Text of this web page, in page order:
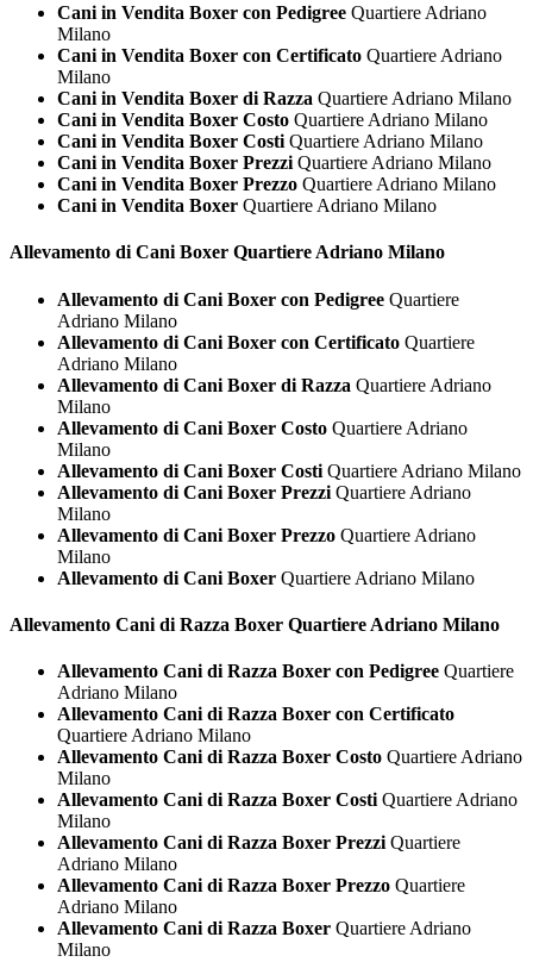
Cani in Vendita Boxer con Pedigree Quartiere Adriano
Milano
Cani in Vendita Boxer con Certificato Quartiere Adriano
Milano
Cani in Vendita Boxer di Razza Quartiere Adriano Milano
Cani in Vendita Boxer Costo Quartiere Adriano Milano
Cani in Vendita Boxer Costi Quartiere Adriano Milano
Cani in Vendita Boxer Prezzi Quartiere Adriano Milano
Cani in Vendita Boxer Prezzo Quartiere Adriano Milano
Cani in Vendita Boxer Quartiere Adriano Milano
Allevamento di Cani Boxer Quartiere Adriano Milano
Allevamento di Cani Boxer con Pedigree Quartiere
Adriano Milano
Allevamento di Cani Boxer con Certificato Quartiere
Adriano Milano
Allevamento di Cani Boxer di Razza Quartiere Adriano
Milano
Allevamento di Cani Boxer Costo Quartiere Adriano
Milano
Allevamento di Cani Boxer Costi Quartiere Adriano Milano
Allevamento di Cani Boxer Prezzi Quartiere Adriano
Milano
Allevamento di Cani Boxer Prezzo Quartiere Adriano
Milano
Allevamento di Cani Boxer Quartiere Adriano Milano
Allevamento Cani di Razza Boxer Quartiere Adriano Milano
Allevamento Cani di Razza Boxer con Pedigree Quartiere
Adriano Milano
Allevamento Cani di Razza Boxer con Certificato
Quartiere Adriano Milano
Allevamento Cani di Razza Boxer Costo Quartiere Adriano
Milano
Allevamento Cani di Razza Boxer Costi Quartiere Adriano
Milano
Allevamento Cani di Razza Boxer Prezzi Quartiere
Adriano Milano
Allevamento Cani di Razza Boxer Prezzo Quartiere
Adriano Milano
Allevamento Cani di Razza Boxer Quartiere Adriano
Milano